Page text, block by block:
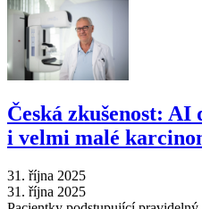
Česká zkušenost: AI
i velmi malé
31. října 2025
31. října 2025